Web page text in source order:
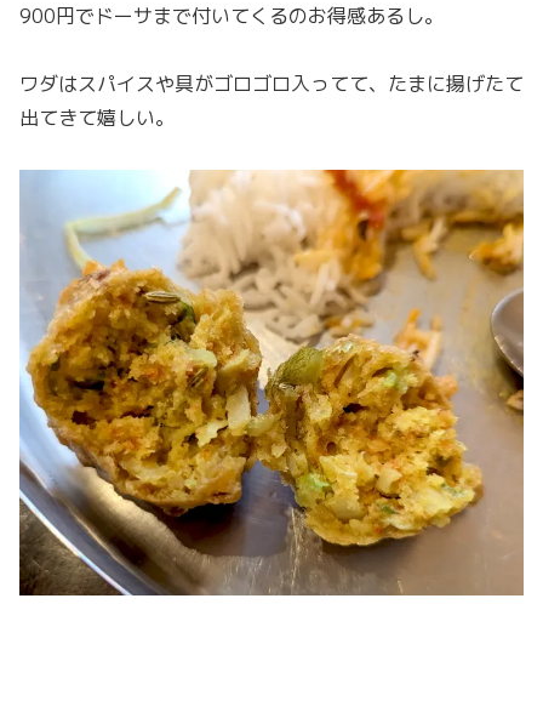
900円でドーサまで付いてくるのお得感あるし。
ワダはスパイスや具がゴロゴロ入ってて、たまに揚げたて
出てきて嬉しい。